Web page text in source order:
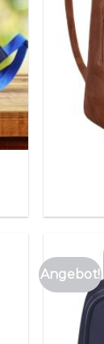
Angebot!